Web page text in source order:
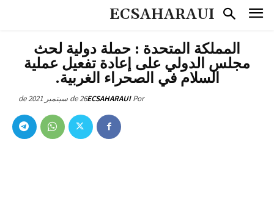
ECSAHARAUI
المملكة المتحدة : حملة دولية لحث
مجلس الدولي على إعادة تفعيل عملية
السلام في الصحراء الغربية.
Por
ECSAHARAUI26 de سبتمبر de 2021